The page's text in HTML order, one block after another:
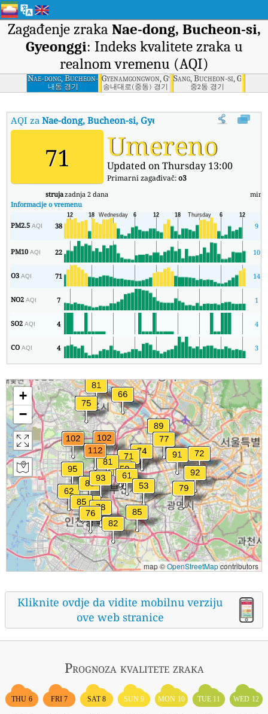
Zagađenje zraka Nae-dong, Bucheon-si,
Gyeonggi: Indeks kvalitete zraka u
realnom vremenu (AQI)
Nae-dong, Bucheon-
si, Gyeonggi
내동 경기
Gyenamgongwon, Gyeonggi
송내대로(중동) 경기
Sang, Bucheon-si, Gyeonggi
중2동 경기
AQI zaNae-dong, Bucheon-si, Gyeonggi Indeks kvaliteta zraka
71 Umereno
Updated on Thursday 13:00
Primarni zagađivač:o3
strujazadnja 2 dana min
Informacije o vremenu
PM2.5AQI 38 9
PM10AQI 22 10
O3AQI 71 14
NO2AQI 7 1
SO2AQI 4 4
COAQI 4 3
+
−
map ©OpenStreetMapcontributors
Kliknite ovdje da vidite mobilnu verziju
ove web stranice
Prognoza kvalitete zraka
THU 6 FRI 7 SAT 8 SUN 9 MON 10 TUE 11 WED 12